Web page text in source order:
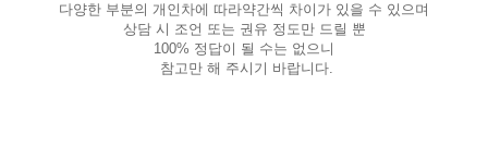
다양한 부분의 개인차에 따라약간씩 차이가 있을 수 있으며
상담 시 조언 또는 권유 정도만 드릴 뿐
100% 정답이 될 수는 없으니
참고만 해 주시기 바랍니다.